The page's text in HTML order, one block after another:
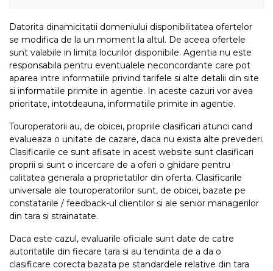
Datorita dinamicitatii domeniului disponibilitatea ofertelor
se modifica de la un moment la altul. De aceea ofertele
sunt valabile in limita locurilor disponibile. Agentia nu este
responsabila pentru eventualele neconcordante care pot
aparea intre informatiile privind tarifele si alte detalii din site
si informatiile primite in agentie. In aceste cazuri vor avea
prioritate, intotdeauna, informatiile primite in agentie.
Touroperatorii au, de obicei, propriile clasificari atunci cand
evalueaza o unitate de cazare, daca nu exista alte prevederi.
Clasificarile ce sunt afisate in acest website sunt clasificari
proprii si sunt o incercare de a oferi o ghidare pentru
calitatea generala a proprietatilor din oferta. Clasificarile
universale ale touroperatorilor sunt, de obicei, bazate pe
constatarile / feedback-ul clientilor si ale senior managerilor
din tara si strainatate.
Daca este cazul, evaluarile oficiale sunt date de catre
autoritatile din fiecare tara si au tendinta de a da o
clasificare corecta bazata pe standardele relative din tara